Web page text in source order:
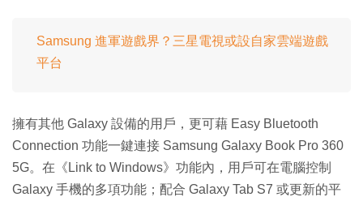
Samsung 進軍遊戲界？三星電視或設自家雲端遊戲
平台
擁有其他 Galaxy 設備的用戶，更可藉 Easy Bluetooth
Connection 功能一鍵連接 Samsung Galaxy Book Pro 360
5G。在《Link to Windows》功能內，用戶可在電腦控制
Galaxy 手機的多項功能；配合 Galaxy Tab S7 或更新的平